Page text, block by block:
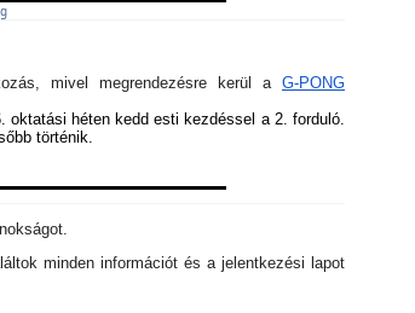
mivel megrendezésre kerül a G-PONG
héten kedd esti kezdéssel a 2. forduló.
történik.
minden információt és a jelentkezési lapot